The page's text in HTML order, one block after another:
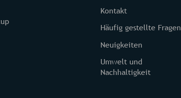
Kontakt
Häufig gestellte Fragen
Neuigkeiten
Umwelt und
Nachhaltigkeit